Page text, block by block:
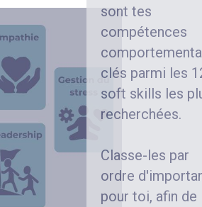
sont tes
compétences
clés parmi les
soft skills les
recherchées.
Classe-les par
ordre
pour toi, afin de